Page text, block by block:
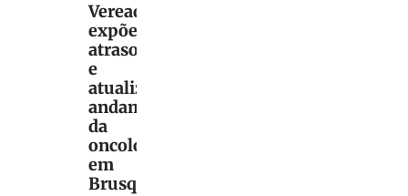
Vereadora
expõe
atrasos
e
atualiza
andamento
da
oncologia
em
Brusque